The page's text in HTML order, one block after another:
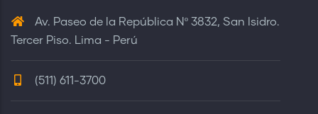
Av. Paseo de la República Nº 3832, San Isidro.
Tercer Piso. Lima - Perú
(511) 611-3700